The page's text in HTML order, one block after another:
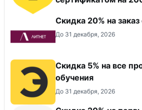
Скидка 20% на
До 31 декабря, 2026
Скидка 5% на все
обучения
До 31 декабря, 2026